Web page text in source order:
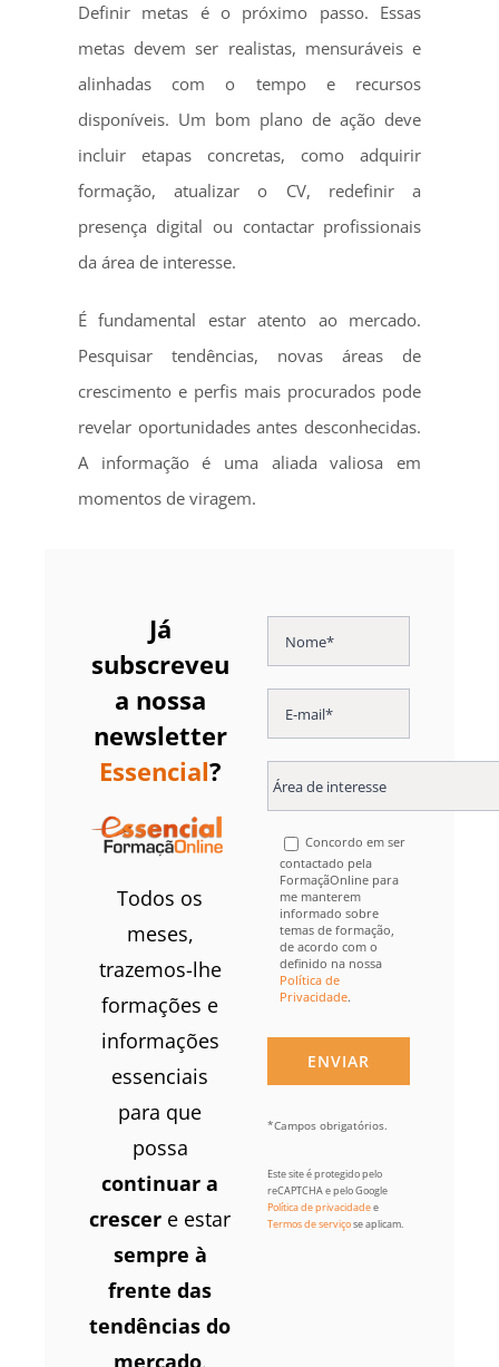
Definir metas é o próximo passo. Essas
metas devem ser realistas, mensuráveis e
alinhadas com o tempo e recursos
disponíveis. Um bom plano de ação deve
incluir etapas concretas, como adquirir
formação, atualizar o CV, redefinir a
presença digital ou contactar profissionais
da área de interesse.
É fundamental estar atento ao mercado.
Pesquisar tendências, novas áreas de
crescimento e perfis mais procurados pode
revelar oportunidades antes desconhecidas.
A informação é uma aliada valiosa em
momentos de viragem.
Já
subscreveu
a nossa
newsletter
Essencial?
Todos os
meses,
trazemos-lhe
formações e
informações
essenciais
para que
possa
continuar a
crescer e estar
sempre à
frente das
tendências do
mercado.
Concordo em ser
contactado pela
FormaçãOnline para
me manterem
informado sobre
temas de formação,
de acordo com o
definido na nossa
Política de
Privacidade.
*Campos obrigatórios.
Este site é protegido pelo
reCAPTCHA e pelo Google
Política de privacidadee
Termos de serviçose aplicam.